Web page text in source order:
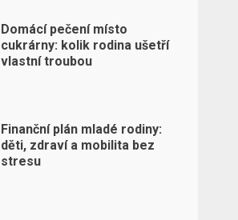
Domácí pečení místo
cukrárny: kolik rodina ušetří
vlastní troubou
Finanční plán mladé rodiny:
děti, zdraví a mobilita bez
stresu